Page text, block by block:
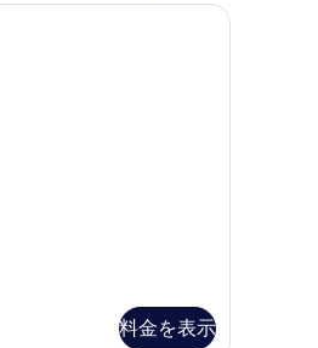
ミニバー、セーフティボックス (室内)、デス
料金を表示